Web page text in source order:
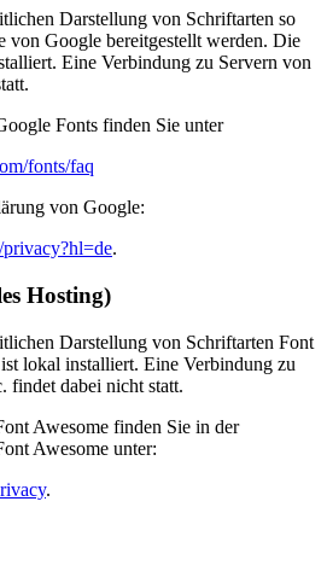
Darstellung von Schriftarten so
von Google bereitgestellt werden. Die
Eine Verbindung zu Servern von
Fonts finden Sie unter
fonts/faq
von Google:
.
Hosting)
Darstellung von Schriftarten Font
lokal installiert. Eine Verbindung zu
findet dabei nicht statt.
Awesome finden Sie in der
Awesome unter:
.